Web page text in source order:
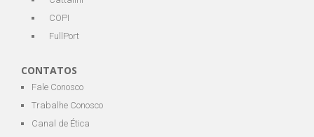
COPI
FullPort
CONTATOS
Fale Conosco
Trabalhe Conosco
Canal de Ética